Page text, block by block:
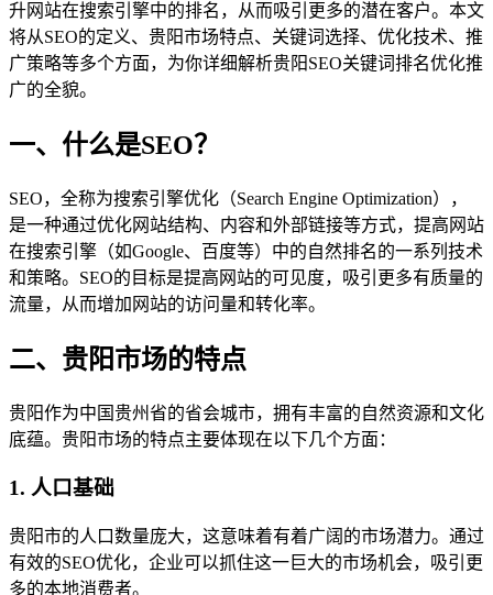
升网站在搜索引擎中的排名，从而吸引更多的潜在客户。本文
将从SEO的定义、贵阳市场特点、关键词选择、优化技术、推
广策略等多个方面，为你详细解析贵阳SEO关键词排名优化推
广的全貌。
一、什么是SEO？
SEO，全称为搜索引擎优化（Search Engine Optimization），
是一种通过优化网站结构、内容和外部链接等方式，提高网站
在搜索引擎（如Google、百度等）中的自然排名的一系列技术
和策略。SEO的目标是提高网站的可见度，吸引更多有质量的
流量，从而增加网站的访问量和转化率。
二、贵阳市场的特点
贵阳作为中国贵州省的省会城市，拥有丰富的自然资源和文化
底蕴。贵阳市场的特点主要体现在以下几个方面：
1. 人口基础
贵阳市的人口数量庞大，这意味着有着广阔的市场潜力。通过
有效的SEO优化，企业可以抓住这一巨大的市场机会，吸引更
多的本地消费者。